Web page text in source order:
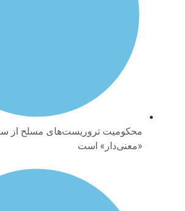
محکومیت تروریست‌های مسلح از سوی مردم
«معنی‌دار» است